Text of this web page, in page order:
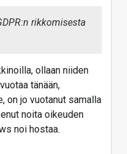
rikkomisesta
ollaan niiden
tänään,
on jo vuotanut samalla
noita oikeuden
noi hostaa.